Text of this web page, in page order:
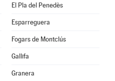
El Pla del Penedès
Esparreguera
Fogars de Montclús
Gallifa
Granera